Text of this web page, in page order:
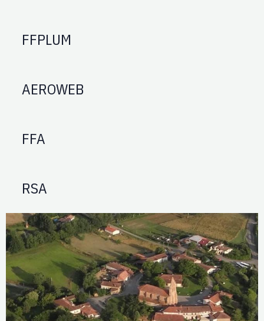
FFPLUM
AEROWEB
FFA
RSA